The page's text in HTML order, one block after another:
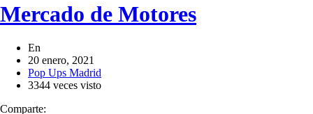
Mercado de Motores
En
20 enero, 2021
Pop Ups Madrid
3344 veces visto
Comparte: